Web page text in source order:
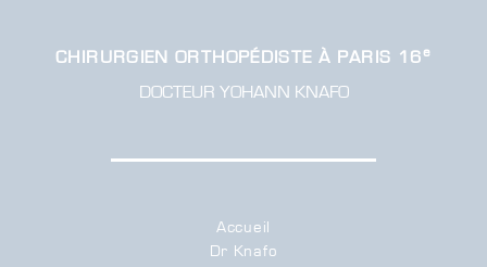
CHIRURGIEN ORTHOPÉDISTE À PARIS 16 e
DOCTEUR YOHANN KNAFO
Accueil
Dr Knafo